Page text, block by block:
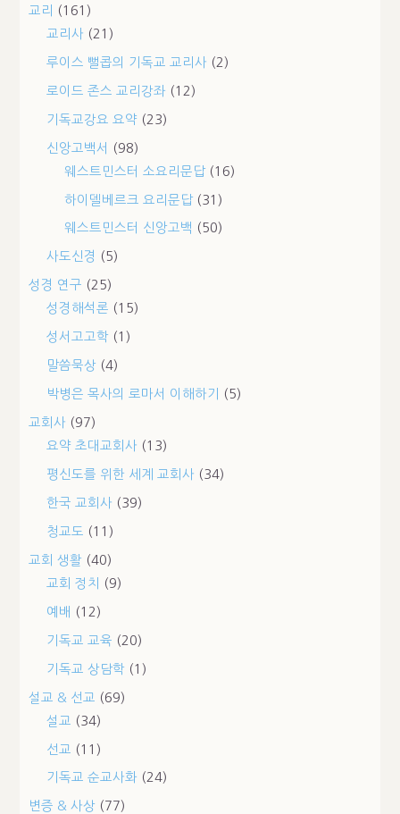
교리
(161)
교리사 (21)
루이스 뻘콥의 기독교 교리사 (2)
로이드 존스 교리강좌 (12)
기독교강요 요약 (23)
신앙고백서
(98)
웨스트민스터 소요리문답(16)
하이델베르크 요리문답(31)
웨스트민스터 신앙고백 (50)
사도신경 (5)
성경 연구 (25)
성경해석론 (15)
성서고고학 (1)
말씀묵상 (4)
박병은 목사의 로마서 이해하기 (5)
교회사 (97)
요약 초대교회사 (13)
평신도를 위한 세계 교회사 (34)
한국 교회사 (39)
청교도 (11)
교회 생활 (40)
교회 정치
(9)
예배 (12)
기독교 교육 (20)
기독교 상담학 (1)
설교 & 선교
(69)
설교
(34)
선교 (11)
기독교 순교사화 (24)
변증 & 사상 (77)